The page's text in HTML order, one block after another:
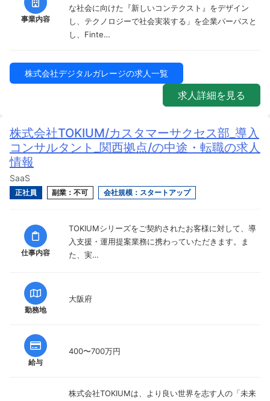
事業内容
な社会に向けた『新しいコンテクスト』をデザイン
し、テクノロジーで社会実装する」を企業パーパスと
し、Finte…
株式会社デジタルガレージの求人一覧
求人詳細を見る
株式会社TOKIUM/カスタマーサクセス部_導入
コンサルタント_関西拠点/の中途・転職の求人
情報
SaaS
正社員 副業：不可 会社規模：スタートアップ
仕事内容
TOKIUMシリーズをご契約されたお客様に対して、導
入支援・運用提案業務に携わっていただきます。ま
た、実…
勤務地
大阪府
給与
400〜700万円
株式会社TOKIUMは、より良い世界を志す人の「未来